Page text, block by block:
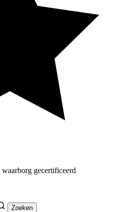
gecertificeerd
Zoeken